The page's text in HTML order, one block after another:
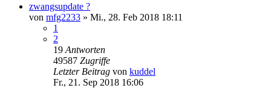
zwangsupdate ?
von mfg2233 » Mi., 28. Feb 2018 18:11
1
2
19 Antworten
49587 Zugriffe
Letzter Beitrag von kuddel
Fr., 21. Sep 2018 16:06